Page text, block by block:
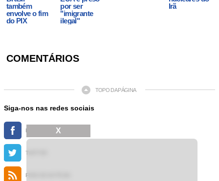
também
envolve o fim
do PIX
por ser
"imigrante
ilegal"
Irã
COMENTÁRIOS
TOPO DA PÁGINA
Siga-nos nas redes sociais
FACEBOOK
TWITTER
FEED DE NOTÍCIAS
X